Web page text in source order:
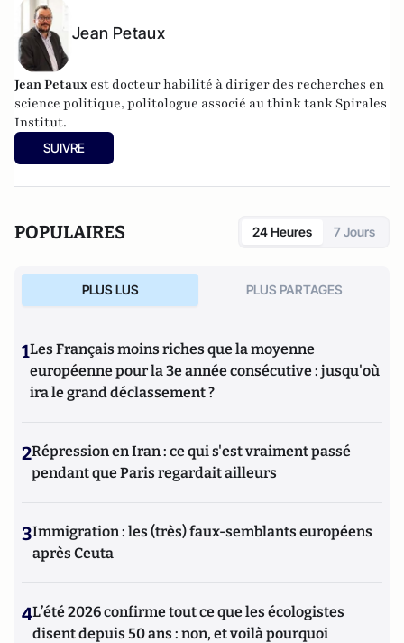
Jean Petaux
Jean Petaux est docteur habilité à diriger des recherches en
science politique, politologue associé au think tank Spirales
Institut.
SUIVRE
POPULAIRES 24 Heures 7 Jours
PLUS LUS PLUS PARTAGES
1Les Français moins riches que la moyenne
européenne pour la 3e année consécutive : jusqu'où
ira le grand déclassement ?
2Répression en Iran : ce qui s'est vraiment passé
pendant que Paris regardait ailleurs
3Immigration : les (très) faux-semblants européens
après Ceuta
4L’été 2026 confirme tout ce que les écologistes
disent depuis 50 ans : non, et voilà pourquoi